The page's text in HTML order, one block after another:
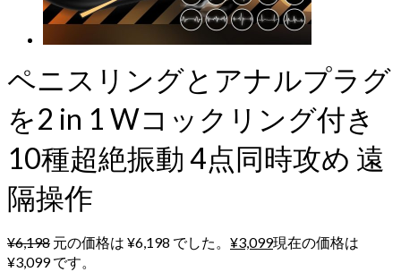
ペニスリングとアナルプラグ
を2 in 1 Wコックリング付き
10種超絶振動 4点同時攻め 遠
隔操作
¥6,198 元の価格は ¥6,198 でした。 ¥3,099現在の価格は
¥3,099 です。